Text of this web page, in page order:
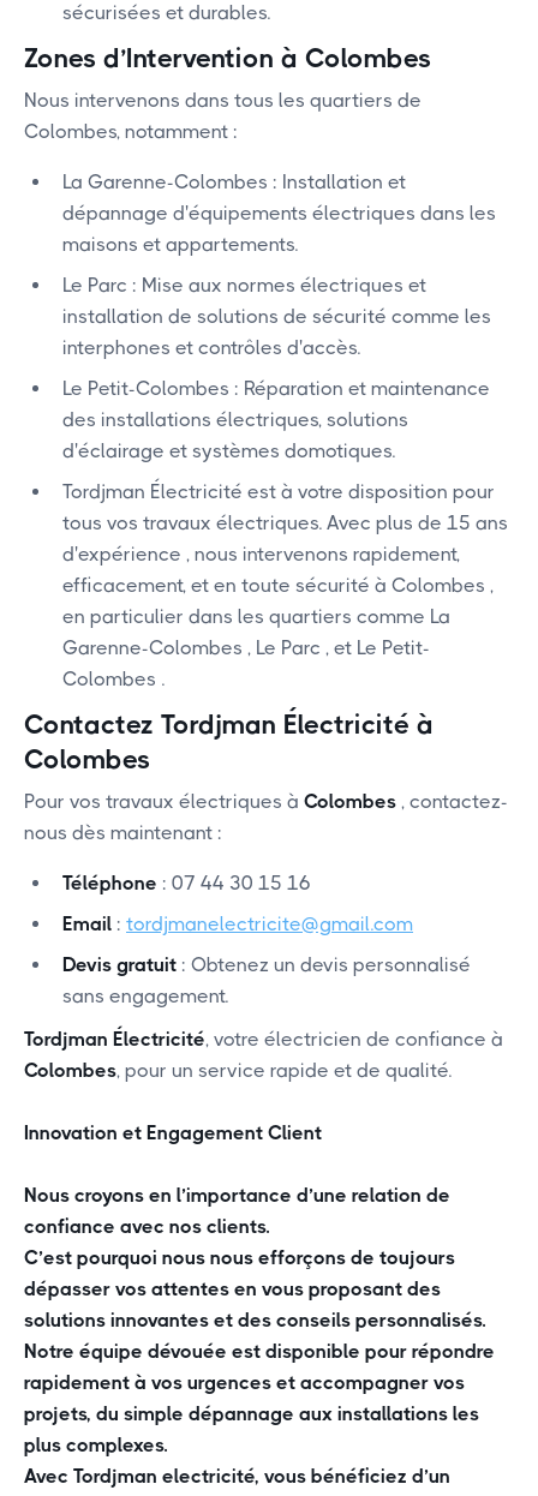
sécurisées et durables.
Zones d’Intervention à Colombes
Nous intervenons dans tous les quartiers de
Colombes, notamment :
‍La Garenne-Colombes : Installation et
dépannage d'équipements électriques dans les
maisons et appartements.
‍Le Parc : Mise aux normes électriques et
installation de solutions de sécurité comme les
interphones et contrôles d'accès.
‍Le Petit-Colombes : Réparation et maintenance
des installations électriques, solutions
d'éclairage et systèmes domotiques.
Tordjman Électricité est à votre disposition pour
tous vos travaux électriques. Avec plus de 15 ans
d'expérience , nous intervenons rapidement,
efficacement, et en toute sécurité à Colombes ,
en particulier dans les quartiers comme La
Garenne-Colombes , Le Parc , et Le Petit-
Colombes .
Contactez Tordjman Électricité à
Colombes
Pour vos travaux électriques à Colombes , contactez-
nous dès maintenant :
Téléphone : 07 44 30 15 16
Email : tordjmanelectricite@gmail.com
Devis gratuit : Obtenez un devis personnalisé
sans engagement.
Tordjman Électricité, votre électricien de confiance à
Colombes, pour un service rapide et de qualité.
Innovation et Engagement Client
Nous croyons en l’importance d’une relation de
confiance avec nos clients.
C’est pourquoi nous nous efforçons de toujours
dépasser vos attentes en vous proposant des
solutions innovantes et des conseils personnalisés.
Notre équipe dévouée est disponible pour répondre
rapidement à vos urgences et accompagner vos
projets, du simple dépannage aux installations les
plus complexes.
Avec Tordjman electricité, vous bénéficiez d’un